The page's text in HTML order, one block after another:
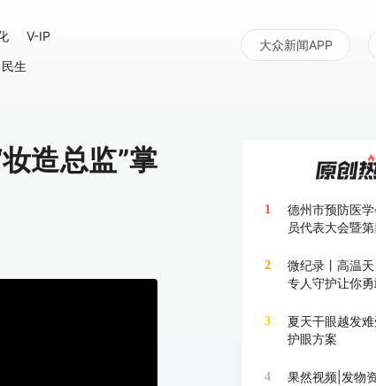
V-IP
民生
大众新闻APP
造总监”掌
1
德州市预防医
员代表大会暨
2
微纪录丨高温
专人守护让你
3
夏天干眼越发
护眼方案
4
果然视频|发物